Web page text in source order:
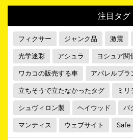
注目タグ
フィクサー ジャンク品 激震
光学迷彩 アシュラ ヨシュア関
ワカコの販売する車 アパレルブラ
立ちそうで立たなかったタグ ミリ
シュヴィロン製 ヘイウッド バ
マンティス ウェブサイト Safe